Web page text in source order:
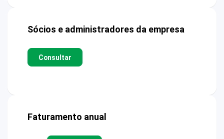
Sócios e administradores da empresa
Consultar
Faturamento anual